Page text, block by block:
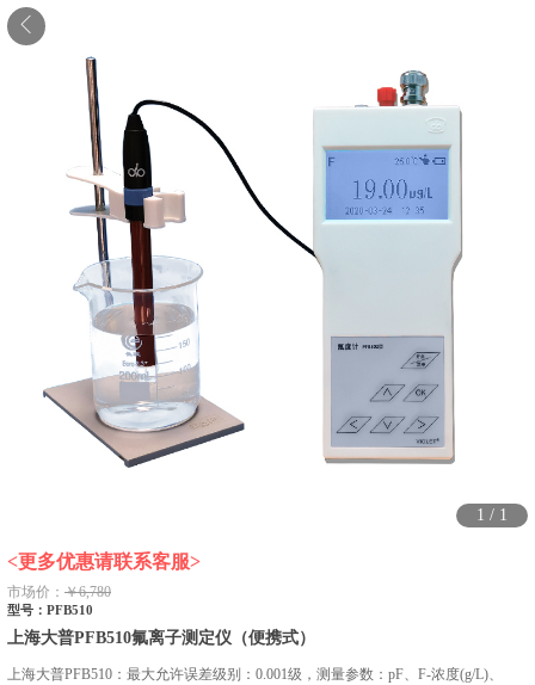
1 / 1
<更多优惠请联系客服>
市场价： ￥6,780
型号：PFB510
上海大普PFB510氟离子测定仪（便携式）
上海大普PFB510：最大允许误差级别：0.001级，测量参数：pF、F-浓度(g/L)、